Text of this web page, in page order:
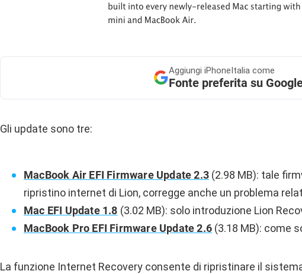
Aggiungi iPhoneItalia come
Fonte preferita su
Gli update sono tre:
MacBook Air EFI Firmware Update 2.3 (2.98 MB): tale
ripristino internet di Lion, corregge anche un problema
Mac EFI Update 1.8 (3.02 MB): solo introduzione Lion
MacBook Pro EFI Firmware Update 2.6 (3.18 MB): come
La funzione Internet Recovery consente di ripristinare il